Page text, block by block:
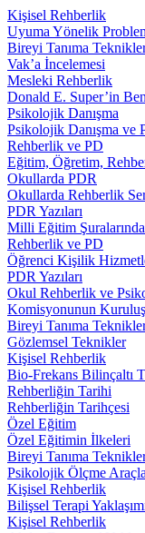
Kişisel Rehberlik
Uyuma Yönelik
Bireyi Tanıma
Vak’a İncelemesi
Mesleki Rehberlik
Donald E. Super’in
Psikolojik Danışma
Psikolojik Danışma ve
Rehberlik ve PD
Eğitim, Öğretim,
Okullarda PDR
Okullarda Rehberlik
PDR Yazıları
Milli Eğitim
Rehberlik ve PD
Öğrenci Kişilik
PDR Yazıları
Okul Rehberlik ve
Komisyonunun
Bireyi Tanıma
Gözlemsel Teknikler
Kişisel Rehberlik
Bio-Frekans Bilinçaltı
Rehberliğin Tarihi
Rehberliğin Tarihçesi
Özel Eğitim
Özel Eğitimin İlkeleri
Bireyi Tanıma
Psikolojik Ölçme
Kişisel Rehberlik
Bilişsel Terapi
Kişisel Rehberlik